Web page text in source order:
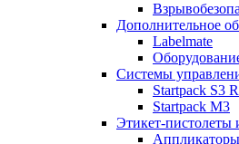
Дополнительное
Labelmate
Системы
Startpack S3
Startpack M3
Этикет-пистолеты
Аппликаторы